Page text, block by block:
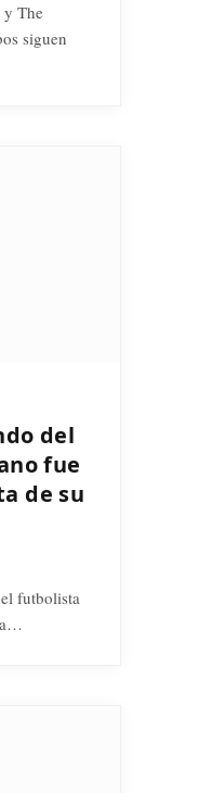
y The
siguen
del
fue
de su
futbolista